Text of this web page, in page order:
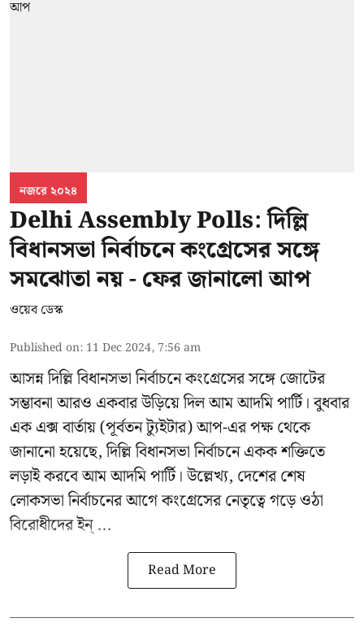
নজরে ২০২৪
Delhi Assembly Polls: দিল্লি
বিধানসভা নির্বাচনে কংগ্রেসের সঙ্গে
সমঝোতা নয় - ফের জানালো আপ
ওয়েব ডেস্ক
Published on: 11 Dec 2024, 7:56 am
আসন্নদিল্লি বিধানসভা নির্বাচনেকংগ্রেসের সঙ্গে জোটের
সম্ভাবনা আরও একবার উড়িয়ে দিল আম আদমি পার্টি। বুধবার
এক এক্স বার্তায় (পূর্বতন ট্যুইটার) আপ-এর পক্ষ থেকে
জানানো হয়েছে, দিল্লি বিধানসভা নির্বাচনে একক শক্তিতে
লড়াই করবে আম আদমি পার্টি। উল্লেখ্য, দেশের শেষ
লোকসভা নির্বাচনের আগে কংগ্রেসের নেতৃত্বে গড়ে ওঠা
বিরোধীদের ইন্ ...
Read More